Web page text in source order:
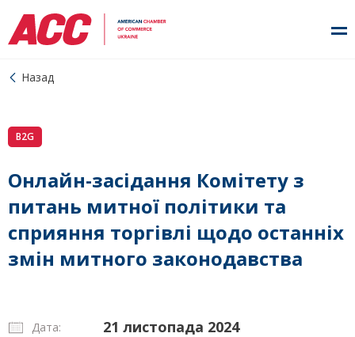
Назад
B2G
Онлайн-засідання Комітету з
питань митної політики та
сприяння торгівлі щодо останніх
змін митного законодавства
Дата: 21 листопада 2024